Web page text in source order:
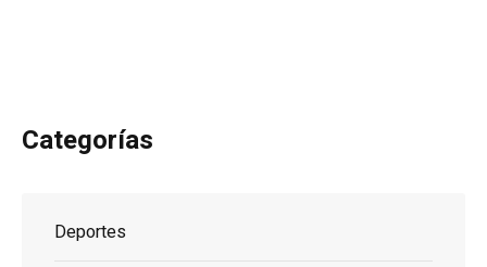
Categorías
Deportes